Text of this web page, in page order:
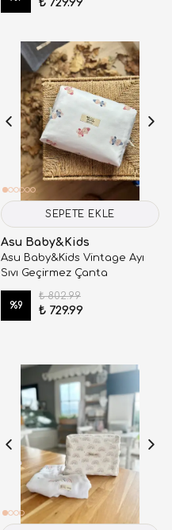
₺ 729.99
SEPETE EKLE
Asu Baby&Kids
Asu Baby&Kids Vintage Ayı
Sıvı Geçirmez Çanta
%9
₺ 802.99
₺ 729.99